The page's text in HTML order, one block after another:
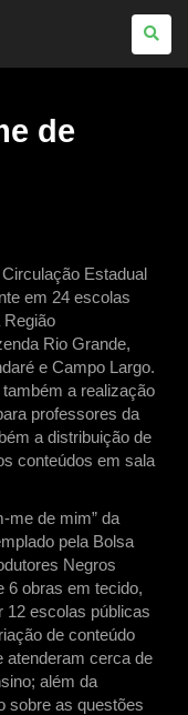
de
Estadual
em 24 escolas
Região
Rio Grande,
e Campo Largo.
a realização
professores da
a distribuição de
conteúdos em sala
me de mim” da
pela Bolsa
Negros
6 obras em tecido,
12 escolas públicas
de conteúdo
atenderam cerca de
além da
sobre as questões